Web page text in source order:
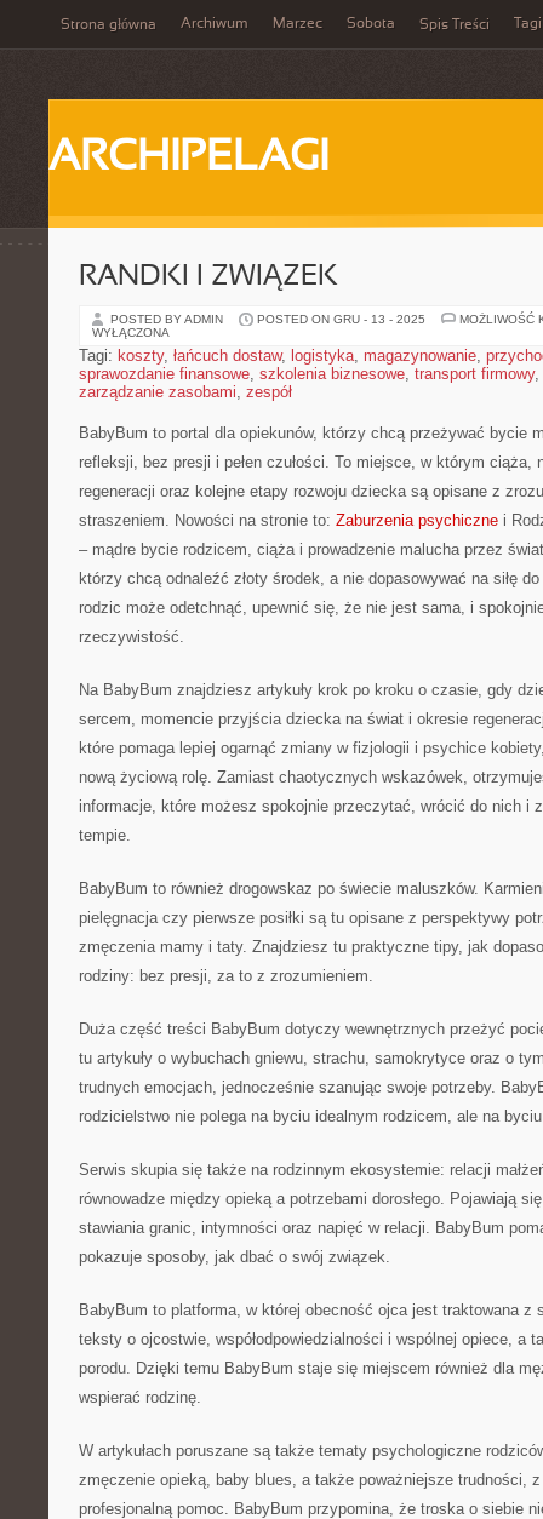
Strona główna Archiwum Marzec Sobota Spis Treści Tagi
ARCHIPELAGI
RANDKI I ZWIĄZEK
POSTED BY ADMIN POSTED ON GRU - 13 - 2025
MOŻLIWOŚĆ
WYŁĄCZONA
Tagi: koszty, łańcuch dostaw, logistyka, magazynowanie,
sprawozdanie finansowe, szkolenia biznesowe, transport firmowy,
zarządzanie zasobami, zespół
BabyBum to portal dla opiekunów, którzy chcą przeżywać bycie
refleksji, bez presji i pełen czułości. To miejsce, w którym ciąża,
regeneracji oraz kolejne etapy rozwoju dziecka są opisane z
straszeniem. Nowości na stronie to: Zaburzenia psychiczne i
– mądre bycie rodzicem, ciąża i prowadzenie malucha przez
którzy chcą odnaleźć złoty środek, a nie dopasowywać na siłę
rodzic może odetchnąć, upewnić się, że nie jest sama, i
rzeczywistość.
Na BabyBum znajdziesz artykuły krok po kroku o czasie, gdy
sercem, momencie przyjścia dziecka na świat i okresie
które pomaga lepiej ogarnąć zmiany w fizjologii i psychice
nową życiową rolę. Zamiast chaotycznych wskazówek,
informacje, które możesz spokojnie przeczytać, wrócić do nich i
tempie.
BabyBum to również drogowskaz po świecie maluszków.
pielęgnacja czy pierwsze posiłki są tu opisane z perspektywy
zmęczenia mamy i taty. Znajdziesz tu praktyczne tipy, jak
rodziny: bez presji, za to z zrozumieniem.
Duża część treści BabyBum dotyczy wewnętrznych przeżyć
tu artykuły o wybuchach gniewu, strachu, samokrytyce oraz o
trudnych emocjach, jednocześnie szanując swoje potrzeby.
rodzicielstwo nie polega na byciu idealnym rodzicem, ale na
Serwis skupia się także na rodzinnym ekosystemie: relacji
równowadze między opieką a potrzebami dorosłego. Pojawiają
stawiania granic, intymności oraz napięć w relacji. BabyBum
pokazuje sposoby, jak dbać o swój związek.
BabyBum to platforma, w której obecność ojca jest traktowana z
teksty o ojcostwie, współodpowiedzialności i wspólnej opiece, a
porodu. Dzięki temu BabyBum staje się miejscem również dla
wspierać rodzinę.
W artykułach poruszane są także tematy psychologiczne
zmęczenie opieką, baby blues, a także poważniejsze trudności,
profesjonalną pomoc. BabyBum przypomina, że troska o siebie